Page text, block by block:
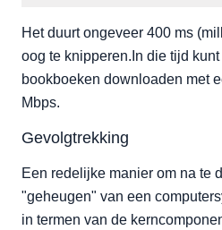
Het duurt ongeveer 400 ms
oog te knipperen.In die tijd
bookboeken downloaden met
Mbps.
Gevolgtrekking
Een redelijke manier om na te
"geheugen" van een
in termen van de